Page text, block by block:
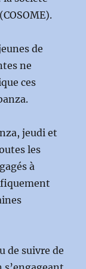
de
ne
ces
jeudi et
les
à
de suivre de